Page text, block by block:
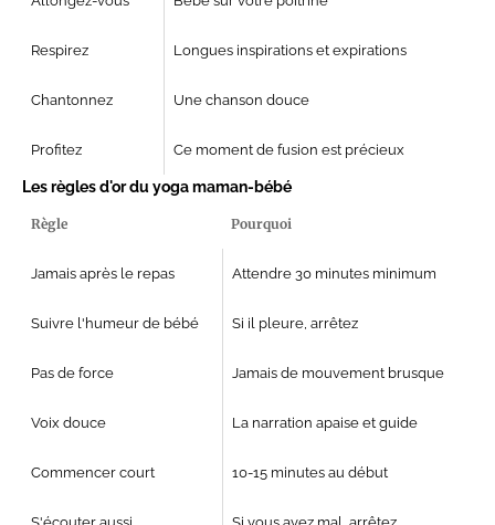
Respirez Longues inspirations et expirations
Chantonnez Une chanson douce
Profitez Ce moment de fusion est précieux
Les règles d'or du yoga maman-bébé
Règle Pourquoi
Jamais après le repas Attendre 30 minutes minimum
Suivre l'humeur de bébé Si il pleure, arrêtez
Pas de force Jamais de mouvement brusque
Voix douce La narration apaise et guide
Commencer court 10-15 minutes au début